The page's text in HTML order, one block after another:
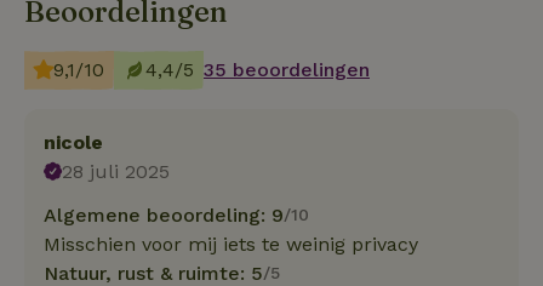
Beoordelingen
9,1/10 4,4/5 35 beoordelingen
nicole
28 juli 2025
Algemene beoordeling: 9/10
Misschien voor mij iets te weinig privacy
Natuur, rust & ruimte: 5/5